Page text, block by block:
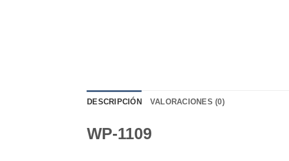
DESCRIPCIÓN VALORACIONES (0)
WP-1109